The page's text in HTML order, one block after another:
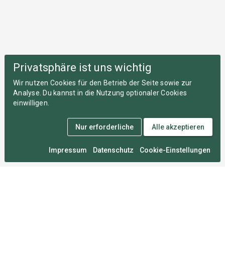
Privatsphäre ist uns wichtig
Wir nutzen Cookies für den Betrieb der Seite sowie zur
Analyse. Du kannst in die Nutzung optionaler Cookies
einwilligen.
Impressum Datenschutz Cookie-Einstellungen
Nur erforderliche Alle akzeptieren